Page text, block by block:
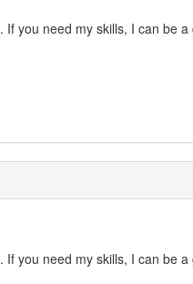
you need my skills, I can be
you need my skills, I can be